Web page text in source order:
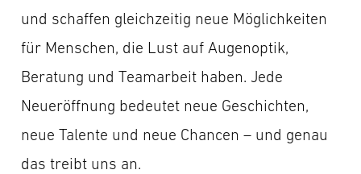
und schaffen gleichzeitig neue Möglichkeiten
für Menschen, die Lust auf Augenoptik,
Beratung und Teamarbeit haben. Jede
Neueröffnung bedeutet neue Geschichten,
neue Talente und neue Chancen – und genau
das treibt uns an.